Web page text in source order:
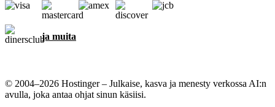
ja muita
© 2004–2026 Hostinger – Julkaise, kasva ja menesty verkossa AI:n
avulla, joka antaa ohjat sinun käsiisi.